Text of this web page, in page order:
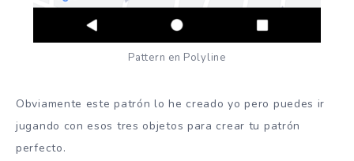
Pattern en Polyline
Obviamente este patrón lo he creado yo pero puedes ir
jugando con esos tres objetos para crear tu patrón
perfecto.